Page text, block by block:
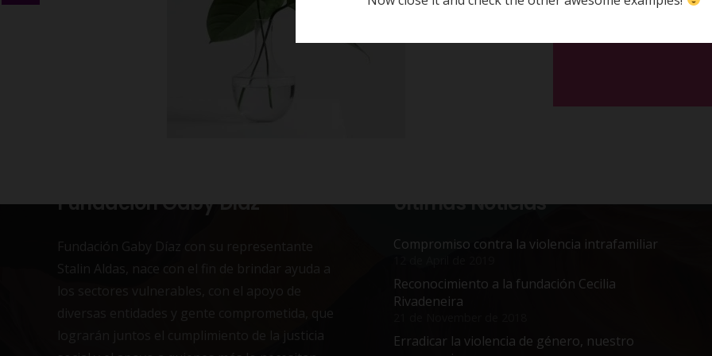
Fundación Gaby Díaz
Fundación Gaby Díaz con su representante
Stalin Aldas, nace con el fin de brindar ayuda a
los sectores vulnerables, con el apoyo de
diversas entidades y gente comprometida, que
lograrán juntos el cumplimiento de la justicia
Últimas Noticias
Compromiso contra la violencia intrafamiliar
Reconocimiento a la fundación Cecilia
Rivadeneira
Erradicar la violencia de género, nuestro